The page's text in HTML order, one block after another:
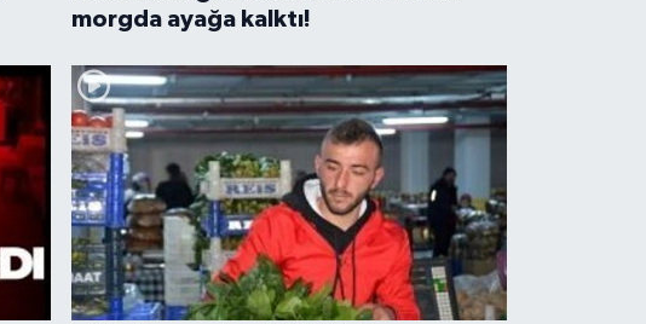
morgda ayağa kalktı!